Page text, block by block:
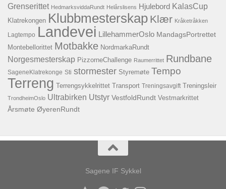
Grenserittet HedmarksviddaRundt Helårslisens Hjulebord KalasCup
Klatrekongen Klubbmesterskap Klær Kråketråkken
Lagtempo Landevei LillehammerOslo MandagsPortrettet
Montebellorittet Motbakke NordmarkaRundt
Norgesmesterskap PizzorneChallenge Raumerrittet Rundbane
SageneKlatrekonge Sti stormester Styremøte Tempo
Terreng Terrengsykkelrittet Transport Treningsavgift Treningsleir
TrondheimOslo Ultrabirken Utstyr VestfoldRundt Vestmarkrittet
Årsmøte ØyerenRundt
Sagene IF Sykkel